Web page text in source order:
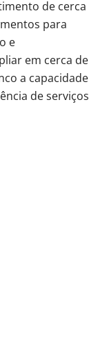
de cerca
para
e
em cerca de
a capacidade
de serviços